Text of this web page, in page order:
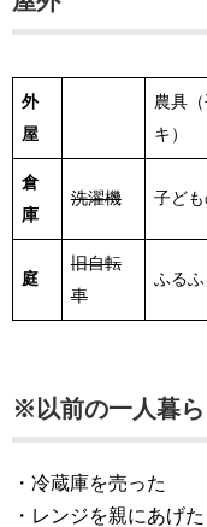
外
屋
農具
キ）
倉
庫
洗濯機 子ど
庭
旧自転
車
ふる
※以前の一人暮
・冷蔵庫を売った
・レンジを親にあげた